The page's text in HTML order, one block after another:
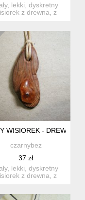
lekki, dyskretny
z drewna, z
WISIOREK - DREWNO
czarnybez
37 zł
lekki, dyskretny
z drewna, z